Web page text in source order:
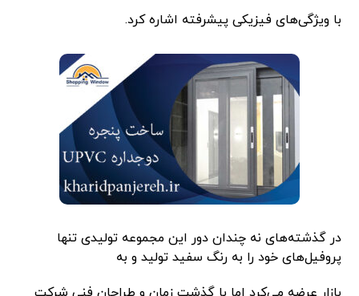
با ویژگی‌های فیزیکی پیشرفته اشاره کرد.
در گذشته‌های نه چندان دور این مجموعه تولیدی تنها
پروفیل‌های خود را به رنگ سفید تولید و به